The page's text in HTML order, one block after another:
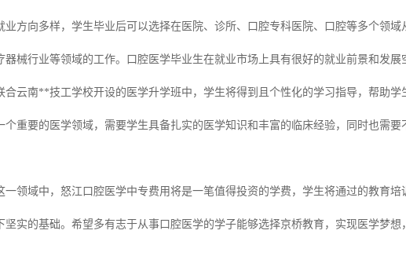
业方向多样，学生毕业后可以选择在医院、诊所、口腔专科医院、口腔等多个领
器械行业等领域的工作。口腔医学毕业生在就业市场上具有很好的就业前景和发展
合云南**技工学校开设的医学升学班中，学生将得到且个性化的学习指导，帮助
个重要的医学领域，需要学生具备扎实的医学知识和丰富的临床经验，同时也需
一领域中，怒江口腔医学中专费用将是一笔值得投资的学费，学生将通过的教育
坚实的基础。希望多有志于从事口腔医学的学子能够选择京桥教育，实现医学梦想